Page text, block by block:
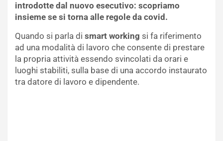
introdotte dal nuovo esecutivo: scopriamo
insieme se si torna alle regole da covid.
Quando si parla di smart working si fa riferimento
ad una modalità di lavoro che consente di prestare
la propria attività essendo svincolati da orari e
luoghi stabiliti, sulla base di una accordo instaurato
tra datore di lavoro e dipendente.